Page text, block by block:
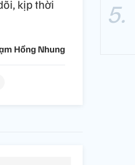
kịp thời
Hồng Nhung